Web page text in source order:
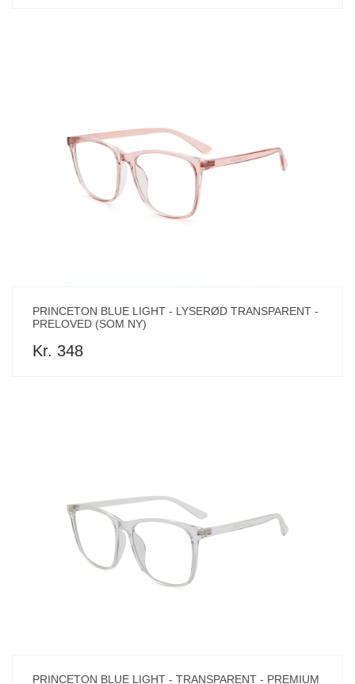
PRINCETON BLUE LIGHT - LYSERØD TRANSPARENT -
PRELOVED (SOM NY)
Kr. 348
PRINCETON BLUE LIGHT - TRANSPARENT - PREMIUM